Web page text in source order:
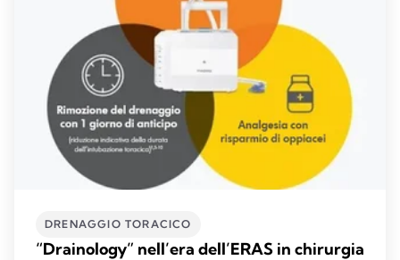
DRENAGGIO TORACICO
“Drainology” nell’era dell’ERAS in chirurgia